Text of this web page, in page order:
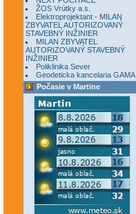
ŽOS Vrútky a.s.
Elektroprojektant - MILAN
ZBYVATEL AUTORIZOVANÝ
STAVEBNÝ INŽINIER
MILAN ZBYVATEL
AUTORIZOVANÝ STAVEBNÝ
INŽINIER
Poliklinika Sever
Geodeticka kancelaria GAMA
Počasie v Martine